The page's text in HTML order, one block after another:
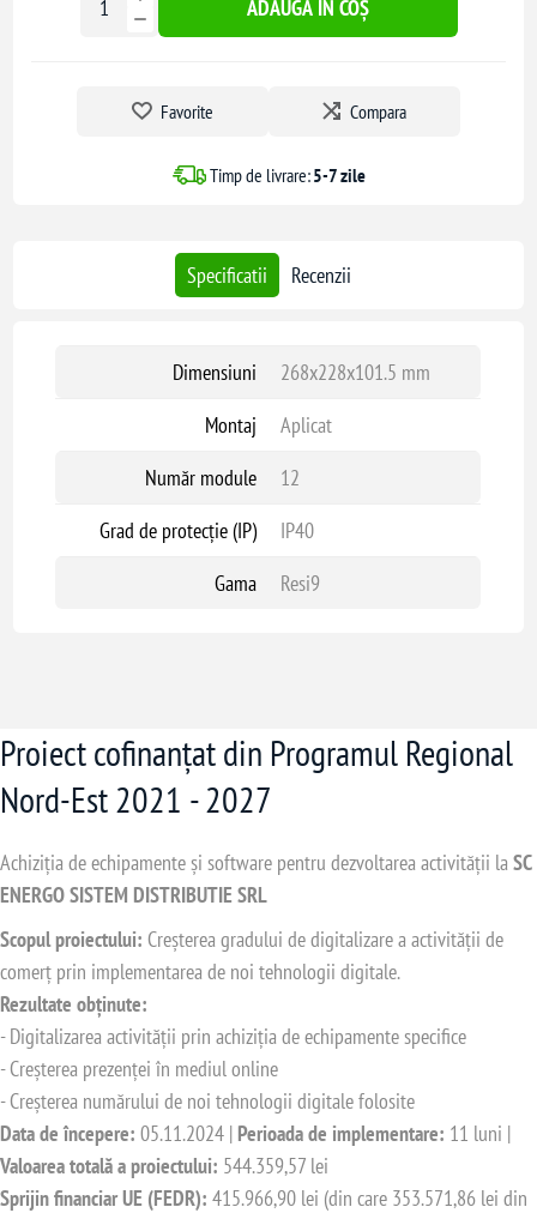
ADAUGĂ ÎN COȘ
Favorite Compara
Timp de livrare:5-7 zile
Specificatii Recenzii
Dimensiuni
268x228x101.5 mm
Montaj
Aplicat
Număr module
12
Grad de protecție (IP)
IP40
Gama
Resi9
Proiect cofinanțat din Programul Regional
Nord-Est 2021 - 2027
Achiziția de echipamente și software pentru dezvoltarea activității laSC
ENERGO SISTEM DISTRIBUTIE SRL
Scopul proiectului: Creșterea gradului de digitalizare a activității de
comerț prin implementarea de noi tehnologii digitale.
Rezultate obținute:
- Digitalizarea activității prin achiziția de echipamente specifice
- Creșterea prezenței în mediul online
- Creșterea numărului de noi tehnologii digitale folosite
Data de începere: 05.11.2024 | Perioada de implementare: 11 luni |
Valoarea totală a proiectului: 544.359,57 lei
Sprijin financiar UE (FEDR): 415.966,90 lei (din care 353.571,86 lei din